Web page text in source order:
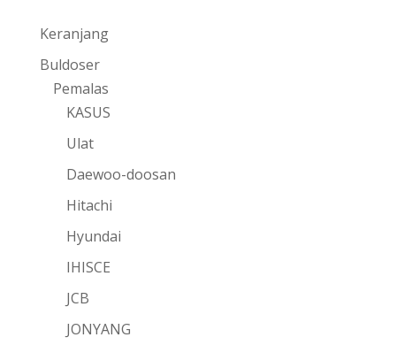
Keranjang
Buldoser
Pemalas
KASUS
Ulat
Daewoo-doosan
Hitachi
Hyundai
IHISCE
JCB
JONYANG